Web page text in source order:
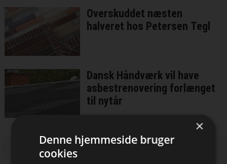
Overskuddet næsten
halveret hos Petersen Tegl
Dansk Håndværk vil have
asbestrenovering forlænget
til nytår
×
Denne hjemmeside bruger
cookies